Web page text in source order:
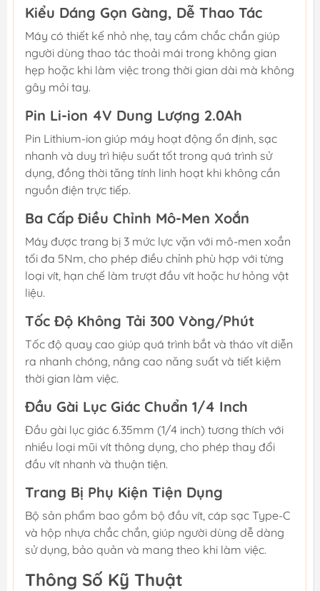
Kiểu Dáng Gọn Gàng, Dễ Thao Tác
Máy có thiết kế nhỏ nhẹ, tay cầm chắc chắn giúp
người dùng thao tác thoải mái trong không gian
hẹp hoặc khi làm việc trong thời gian dài mà không
gây mỏi tay.
Pin Li-ion 4V Dung Lượng 2.0Ah
Pin Lithium-ion giúp máy hoạt động ổn định, sạc
nhanh và duy trì hiệu suất tốt trong quá trình sử
dụng, đồng thời tăng tính linh hoạt khi không cần
nguồn điện trực tiếp.
Ba Cấp Điều Chỉnh Mô-Men Xoắn
Máy được trang bị 3 mức lực vặn với mô-men xoắn
tối đa 5Nm, cho phép điều chỉnh phù hợp với từng
loại vít, hạn chế làm trượt đầu vít hoặc hư hỏng vật
liệu.
Tốc Độ Không Tải 300 Vòng/Phút
Tốc độ quay cao giúp quá trình bắt và tháo vít diễn
ra nhanh chóng, nâng cao năng suất và tiết kiệm
thời gian làm việc.
Đầu Gài Lục Giác Chuẩn 1/4 Inch
Đầu gài lục giác 6.35mm (1/4 inch) tương thích với
nhiều loại mũi vít thông dụng, cho phép thay đổi
đầu vít nhanh và thuận tiện.
Trang Bị Phụ Kiện Tiện Dụng
Bộ sản phẩm bao gồm bộ đầu vít, cáp sạc Type-C
và hộp nhựa chắc chắn, giúp người dùng dễ dàng
sử dụng, bảo quản và mang theo khi làm việc.
Thông Số Kỹ Thuật